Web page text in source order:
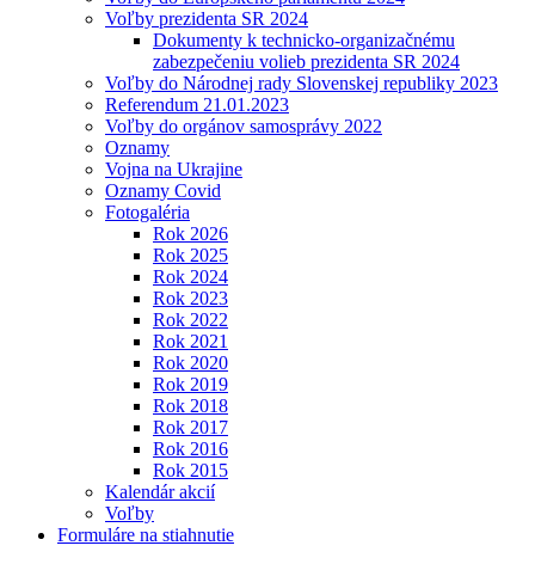
Voľby prezidenta SR 2024
Dokumenty k technicko-organizačnému
zabezpečeniu volieb prezidenta SR 2024
Voľby do Národnej rady Slovenskej republiky 2023
Referendum 21.01.2023
Voľby do orgánov samosprávy 2022
Oznamy
Vojna na Ukrajine
Oznamy Covid
Fotogaléria
Rok 2026
Rok 2025
Rok 2024
Rok 2023
Rok 2022
Rok 2021
Rok 2020
Rok 2019
Rok 2018
Rok 2017
Rok 2016
Rok 2015
Kalendár akcií
Voľby
Formuláre na stiahnutie